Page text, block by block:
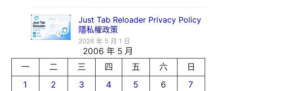
Just Tab Reloader Privacy Policy
隱私權政策
2026 年 5 月 1 日
2006 年 5 月
一
二 三 四 五 六
日
1
2 3 4 5 6
7